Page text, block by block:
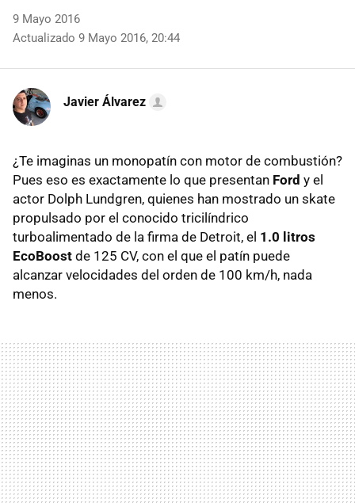
9 Mayo 2016
Actualizado 9 Mayo 2016, 20:44
Javier Álvarez
¿Te imaginas un monopatín con motor de combustión?
Pues eso es exactamente lo que presentan Ford y el
actor Dolph Lundgren, quienes han mostrado un skate
propulsado por el conocido tricilíndrico
turboalimentado de la firma de Detroit, el 1.0 litros
EcoBoost de 125 CV, con el que el patín puede
alcanzar velocidades del orden de 100 km/h, nada
menos.